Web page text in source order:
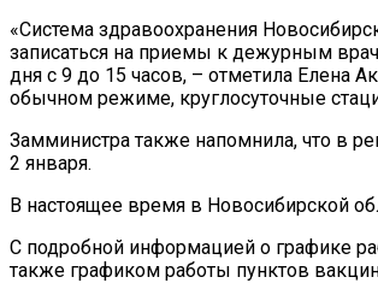
«Система здравоохранения
записаться на приемы к дежурным
дня с 9 до 15 часов, – отметила Елена
обычном режиме, круглосуточные
Замминистра также напомнила, что в
2 января.
В настоящее время в Новосибирской
С подробной информацией о графике
также графиком работы пунктов